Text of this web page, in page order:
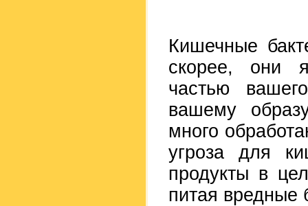
Кишечные
скорее, они
частью
вашему
много
угроза для
продукты в
питая вредные